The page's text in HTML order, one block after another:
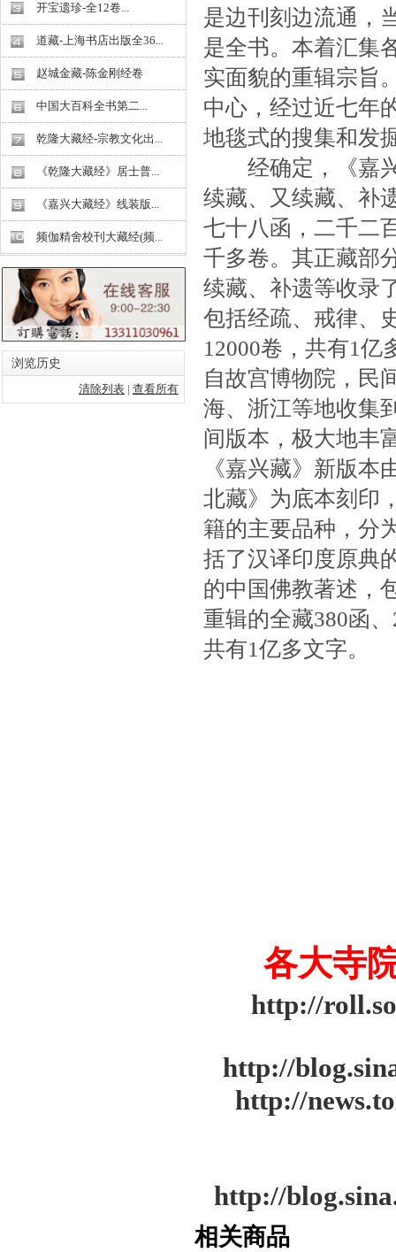
开宝遗珍-全12卷...
道藏-上海书店出版全36...
赵城金藏-陈金刚经卷
中国大百科全书第二...
乾隆大藏经-宗教文化出...
《乾隆大藏经》居士普...
《嘉兴大藏经》线装版...
频伽精舍校刊大藏经(频...
浏览历史
清除列表 | 查看所有
是边刊刻边流通，
是全书。本着汇集
实面貌的重辑宗旨
中心，经过近七年
地毯式的搜集和发
经确定，《嘉兴
续藏、又续藏、补
七十八函，二千二
千多卷。其正藏部
续藏、补遗等收录
包括经疏、戒律、
12000卷，共有1
自故宫博物院，民
海、浙江等地收集
间版本，极大地丰
《嘉兴藏》新版
北藏》为底本刻印
籍的主要品种，分
括了汉译印度原典
的中国佛教著述，
重辑的全藏380函
共有1亿多文字。
各大寺
http://
http://
http://
http://
相关商品